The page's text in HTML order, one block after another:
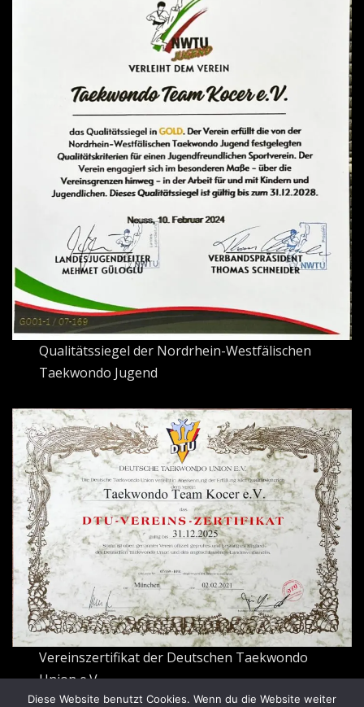
Qualitätssiegel der Nordrhein-Westfälischen
Taekwondo Jugend
Vereinszertifikat der Deutschen Taekwondo
Union e.V.
Diese Website benutzt Cookies. Wenn du die Website weiter